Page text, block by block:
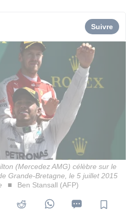
Suivre
(Mercedez AMG) célèbre sur le
Grande-Bretagne, le 5 juillet 2015
Ben Stansall (AFP)